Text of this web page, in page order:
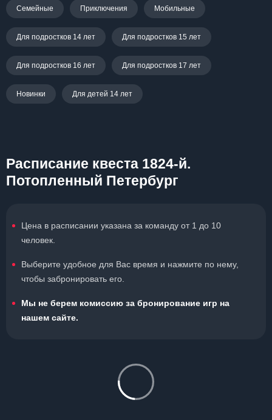
Семейные Приключения Мобильные
Для подростков 14 лет Для подростков 15 лет
Для подростков 16 лет Для подростков 17 лет
Новинки Для детей 14 лет
Расписание квеста 1824-й.
Потопленный Петербург
Цена в расписании указана за команду от 1 до 10
человек.
Выберите удобное для Вас время и нажмите по нему,
чтобы забронировать его.
Мы не берем комиссию за бронирование игр на
нашем сайте.